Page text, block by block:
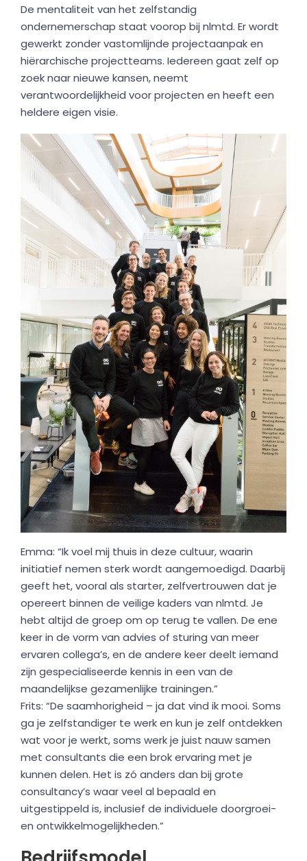
De mentaliteit van het zelfstandig
ondernemerschap staat voorop bij nlmtd. Er wordt
gewerkt zonder vastomlijnde projectaanpak en
hiërarchische projectteams. Iedereen gaat zelf op
zoek naar nieuwe kansen, neemt
verantwoordelijkheid voor projecten en heeft een
heldere eigen visie.
Emma: “Ik voel mij thuis in deze cultuur, waarin
initiatief nemen sterk wordt aangemoedigd. Daarbij
geeft het, vooral als starter, zelfvertrouwen dat je
opereert binnen de veilige kaders van nlmtd. Je
hebt altijd de groep om op terug te vallen. De ene
keer in de vorm van advies of sturing van meer
ervaren collega’s, en de andere keer deelt iemand
zijn gespecialiseerde kennis in een van de
maandelijkse gezamenlijke trainingen.”
Frits: “De saamhorigheid – ja dat vind ik mooi. Soms
ga je zelfstandiger te werk en kun je zelf ontdekken
wat voor je werkt, soms werk je juist nauw samen
met consultants die een brok ervaring met je
kunnen delen. Het is zó anders dan bij grote
consultancy’s waar veel al bepaald en
uitgestippeld is, inclusief de individuele doorgroei-
en ontwikkelmogelijkheden.”